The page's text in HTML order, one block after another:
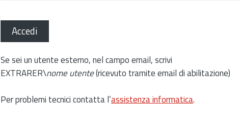
Accedi
Se sei un utente esterno, nel campo email, scrivi
EXTRARER\nome utente(ricevuto tramite email di abilitazione)
Per problemi tecnici contatta l’assistenza informatica.